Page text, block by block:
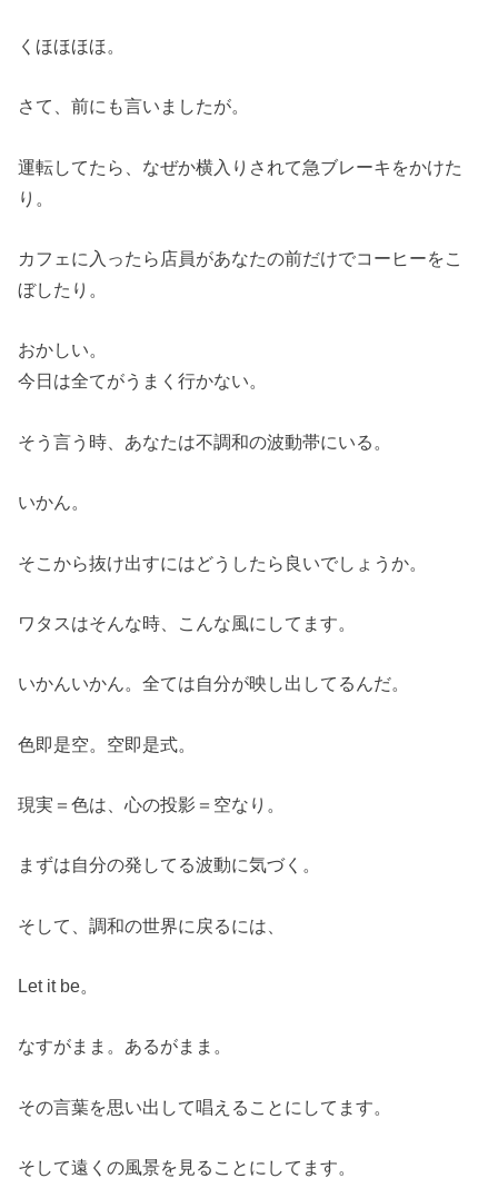
くほほほほ。
さて、前にも言いましたが。
運転してたら、なぜか横入りされて急ブレーキをかけた
り。
カフェに入ったら店員があなたの前だけでコーヒーをこ
ぼしたり。
おかしい。
今日は全てがうまく行かない。
そう言う時、あなたは不調和の波動帯にいる。
いかん。
そこから抜け出すにはどうしたら良いでしょうか。
ワタスはそんな時、こんな風にしてます。
いかんいかん。全ては自分が映し出してるんだ。
色即是空。空即是式。
現実＝色は、心の投影＝空なり。
まずは自分の発してる波動に気づく。
そして、調和の世界に戻るには、
Let it be。
なすがまま。あるがまま。
その言葉を思い出して唱えることにしてます。
そして遠くの風景を見ることにしてます。